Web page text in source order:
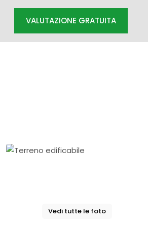
VALUTAZIONE GRATUITA
Vedi tutte le foto